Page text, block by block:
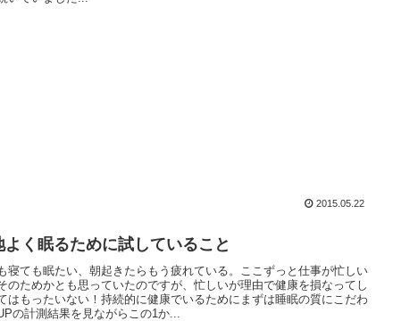
2015.05.22
よく眠るために試していること
寝ても眠たい、朝起きたらもう疲れている。ここずっと仕事が忙しい
のためかとも思っていたのですが、忙しいが理由で健康を損なってし
はもったいない！持続的に健康でいるためにまずは睡眠の質にこだわ
の計測結果を見ながらこの1か...